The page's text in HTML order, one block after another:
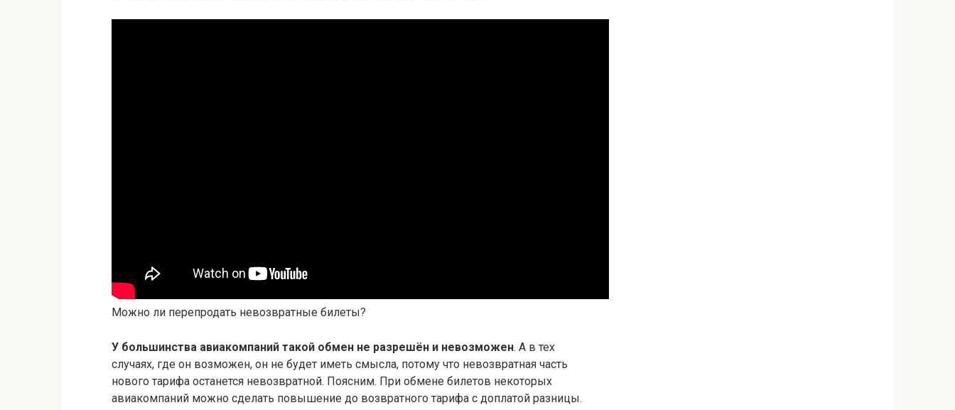
Можно ли перепродать невозвратные билеты?
У большинства авиакомпаний такой обмен не разрешён и невозможен. А в тех
случаях, где он возможен, он не будет иметь смысла, потому что невозвратная часть
нового тарифа останется невозвратной. Поясним. При обмене билетов некоторых
авиакомпаний можно сделать повышение до возвратного тарифа с доплатой разницы.